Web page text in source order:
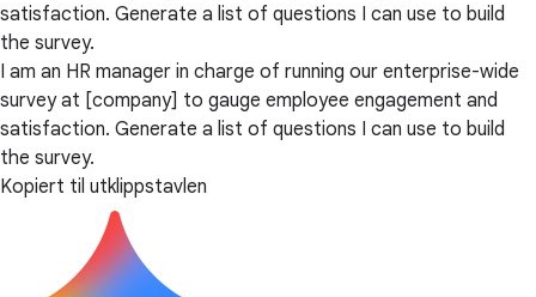
satisfaction. Generate a list of questions I can use to build
the survey.
I am an HR manager in charge of running our enterprise-wide
survey at [company] to gauge employee engagement and
satisfaction. Generate a list of questions I can use to build
the survey.
Kopiert til utklippstavlen